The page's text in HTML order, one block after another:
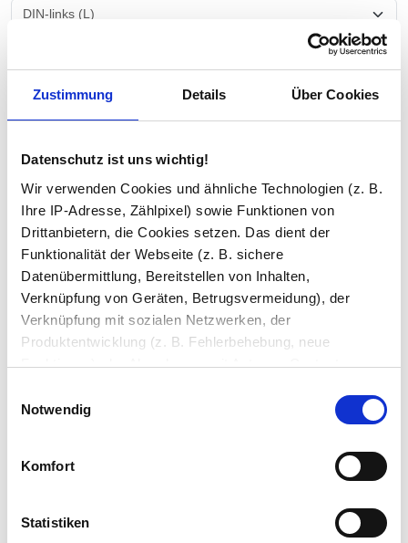
Zustimmung Details Über Cookies
Datenschutz ist uns wichtig!
Wir verwenden Cookies und ähnliche Technologien (z. B.
Ihre IP-Adresse, Zählpixel) sowie Funktionen von
Drittanbietern, die Cookies setzen. Das dient der
Funktionalität der Webseite (z. B. sichere
Datenübermittlung, Bereitstellen von Inhalten,
Verknüpfung von Geräten, Betrugsvermeidung), der
Verknüpfung mit sozialen Netzwerken, der
Produktentwicklung (z. B. Fehlerbehebung, neue
Funktionen), der Abrechnung mit Autoren, Content-
(z. B. Ladezeiten, personalisierte Inhalte,
Bereitstellung und Messen von Anzeigen, personalisierte
Anzeigen, Retargeting).
Die Einzelheiten können Sie unter Datenschutz
nachlesen. Über den Link "Cookies" am Seitenende
Notwendig
Komfort
Statistiken
Beschläge/Griffe
Bohrungen
Satinierung / Laser-Design
Versiegelung